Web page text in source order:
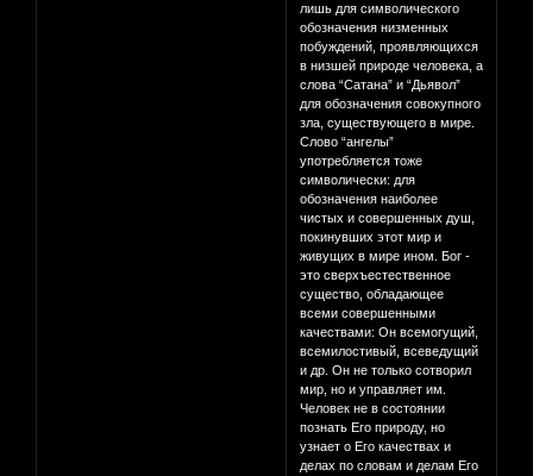
лишь для символического
обозначения низменных
побуждений, проявляющихся
в низшей природе человека, а
слова “Сатана” и “Дьявол”
для обозначения совокупного
зла, существующего в мире.
Слово “ангелы”
употребляется тоже
символически: для
обозначения наиболее
чистых и совершенных душ,
покинувших этот мир и
живущих в мире ином. Бог -
это сверхъестественное
существо, обладающее
всеми совершенными
качествами: Он всемогущий,
всемилостивый, всеведущий
и др. Он не только сотворил
мир, но и управляет им.
Человек не в состоянии
познать Его природу, но
узнает о Его качествах и
делах по словам и делам Его